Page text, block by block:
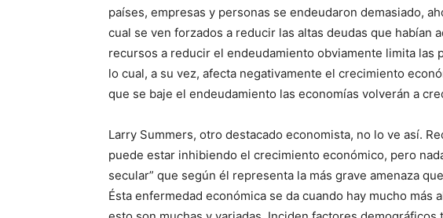
países, empresas y personas se endeudaron demasiado,
cual se ven forzados a reducir las altas deudas que habían
recursos a reducir el endeudamiento obviamente limita las
lo cual, a su vez, afecta negativamente el crecimiento
que se baje el endeudamiento las economías volverán a
Larry Summers, otro destacado economista, no lo ve así.
puede estar inhibiendo el crecimiento económico, pero
secular” que según él representa la más grave amenaza
Ésta enfermedad económica se da cuando hay mucho más